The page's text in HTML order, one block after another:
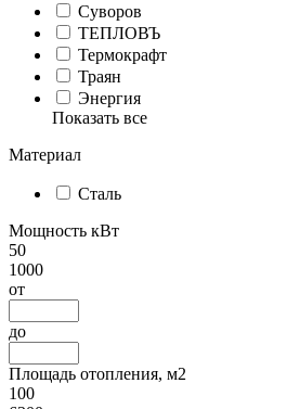
Суворов
ТЕПЛОВЪ
Термокрафт
Траян
Энергия
Показать все
Материал
Сталь
Мощность кВт
50
1000
от
до
Площадь отопления, м2
100